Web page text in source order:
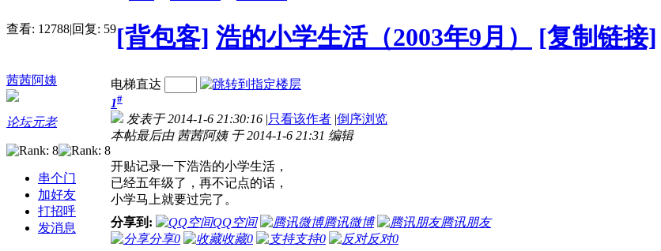
查看: 12788|回复: 59[背包客] 浩的小学生活（2003年9月） [复制链接]
茜茜阿姨
论坛元老
串个门
加好友
打招呼
发消息
电梯直达
1#
发表于 2014-1-6 21:30:16 |只看该作者 |倒序浏览
本帖最后由 茜茜阿姨 于 2014-1-6 21:31 编辑
开贴记录一下浩浩的小学生活，
已经五年级了，再不记点的话，
小学马上就要过完了。
分享到:
QQ空间 腾讯微博
腾讯朋友
分享0 收藏0 支持0 反对0